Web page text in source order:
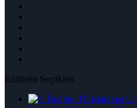
Editörün Seçtikleri